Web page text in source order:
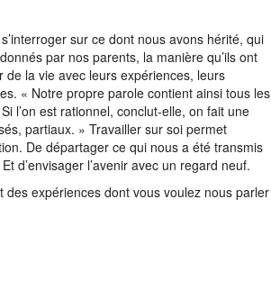
sur ce dont nous avons hérité, qui
par nos parents, la manière qu’ils ont
la vie avec leurs expériences, leurs
« Notre propre parole contient ainsi tous les
l’on est rationnel, conclut-elle, on fait une
partiaux. » Travailler sur soi permet
De départager ce qui nous a été transmis
d’envisager l’avenir avec un regard neuf.
expériences dont vous voulez nous parler